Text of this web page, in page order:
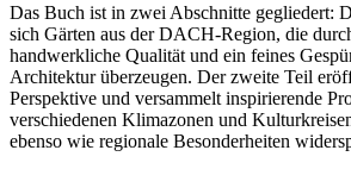
Das Buch ist in zwei Abschnitte gegliedert:
sich Gärten aus der DACH-Region, die
handwerkliche Qualität und ein feines
Architektur überzeugen. Der zweite Teil
Perspektive und versammelt inspirierende
verschiedenen Klimazonen und
ebenso wie regionale Besonderheiten